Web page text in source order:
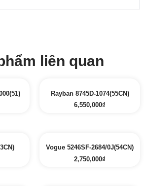
liên quan
Rayban 8745D-1074(55CN)
6,550,000₫
Vogue 5246SF-2684/0J(54CN)
2,750,000₫